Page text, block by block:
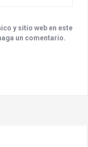
y sitio web en este
un comentario.